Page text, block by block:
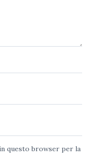
questo browser per la